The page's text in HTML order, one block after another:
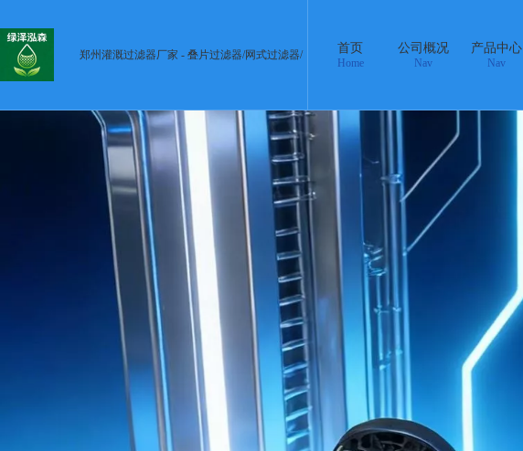
郑州灌溉过滤器厂家 - 叠片过滤器/网式过滤器/
离心过滤器 厂家直供
首页
Home
公司概况
Nav
产品中心
Nav